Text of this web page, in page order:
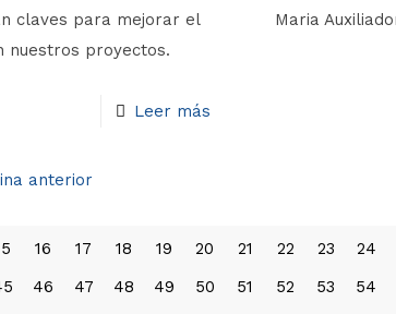
claves para mejorar el
nuestros proyectos.
Leer más
Maria
anterior
16 17 18 19 20 21 22 23 24
46 47 48 49 50 51 52 53 54